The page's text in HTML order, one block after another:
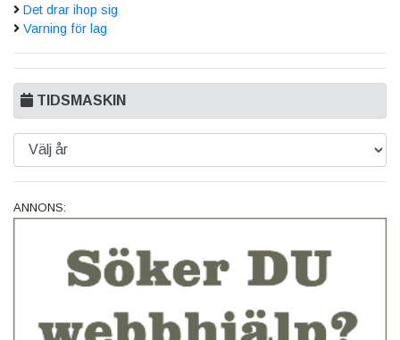
Det drar ihop sig
Varning för lag
TIDSMASKIN
ANNONS: